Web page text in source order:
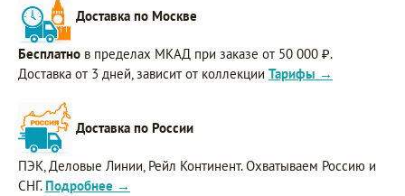
Доставка по Москве
Бесплатно в пределах МКАД при заказе от 50 000 ₽.
Доставка от 3 дней, зависит от коллекции Тарифы →
Доставка по России
ПЭК, Деловые Линии, Рейл Континент. Охватываем Россию и
СНГ. Подробнее →